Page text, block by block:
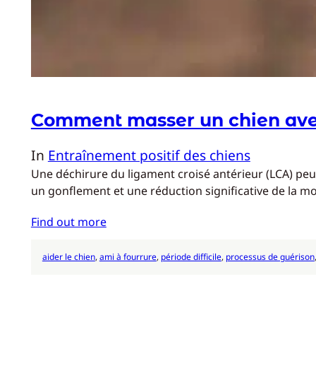
Comment masser un chien
In Entraînement positif des chiens
Une déchirure du ligament croisé antérieur (LCA)
un gonflement et une réduction significative de la
Find out more
aider le chien, ami à fourrure, période difficile, processus de guérison